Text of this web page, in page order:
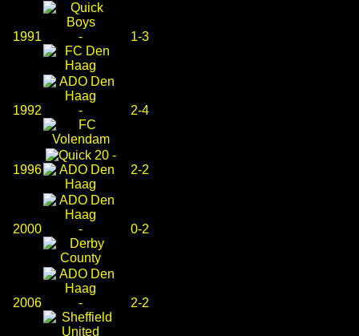
1991 - 1-3
1992 - 2-4
1996
-
2-2
2000 - 0-2
2006 - 2-2